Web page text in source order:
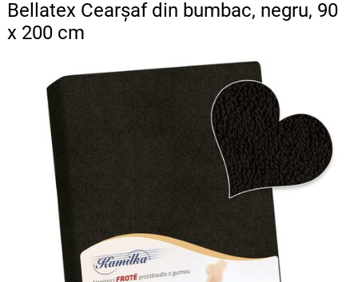
Bellatex Cearșaf din bumbac, negru, 90
x 200 cm